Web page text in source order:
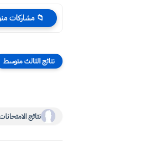
📁 مشاركات
نتائج الثالث متوسط
نتائج